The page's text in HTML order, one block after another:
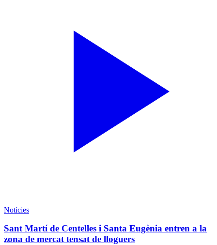
Notícies
Sant Martí de Centelles i Santa Eugènia entren a la
zona de mercat tensat de lloguers